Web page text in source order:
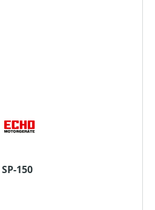
150